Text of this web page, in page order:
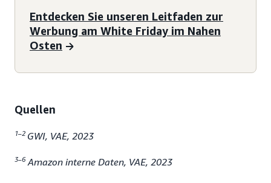
Entdecken Sie unseren Leitfaden zur
Werbung am White Friday im Nahen
Osten
Quellen
1–2 GWI, VAE, 2023
3–6 Amazon interne Daten, VAE, 2023